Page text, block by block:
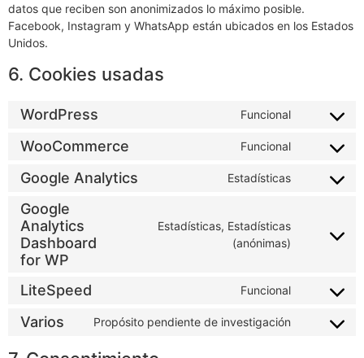
datos que reciben son anonimizados lo máximo posible.
Facebook, Instagram y WhatsApp están ubicados en los Estados
Unidos.
6. Cookies usadas
WordPress Funcional
WooCommerce Funcional
Google Analytics Estadísticas
Google
Analytics
Dashboard
for WP
Estadísticas, Estadísticas
(anónimas)
LiteSpeed Funcional
Varios Propósito pendiente de investigación